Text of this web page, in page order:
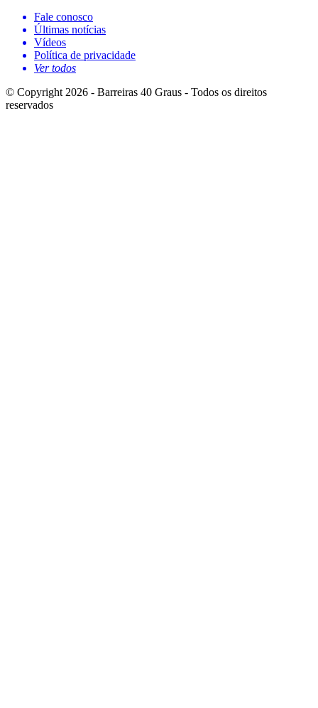
Fale conosco
Últimas notícias
Vídeos
Política de privacidade
Ver todos
© Copyright 2026 - Barreiras 40 Graus - Todos os direitos
reservados